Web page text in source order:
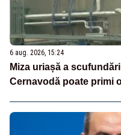
6 aug. 2026, 15:24
Miza uriașă a
Cernavodă poate primi